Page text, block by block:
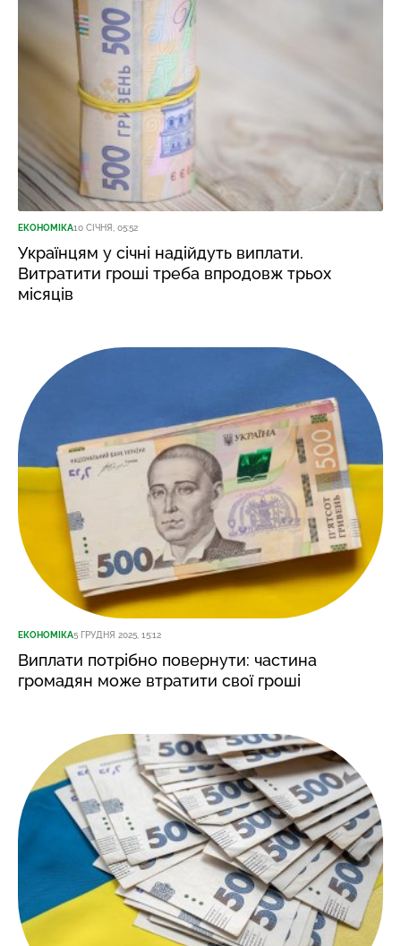
ЕКОНОМІКА10 СІЧНЯ, 05:52
Українцям у січні надійдуть виплати.
Витратити гроші треба впродовж трьох
місяців
ЕКОНОМІКА5 ГРУДНЯ 2025, 15:12
Виплати потрібно повернути: частина
громадян може втратити свої гроші